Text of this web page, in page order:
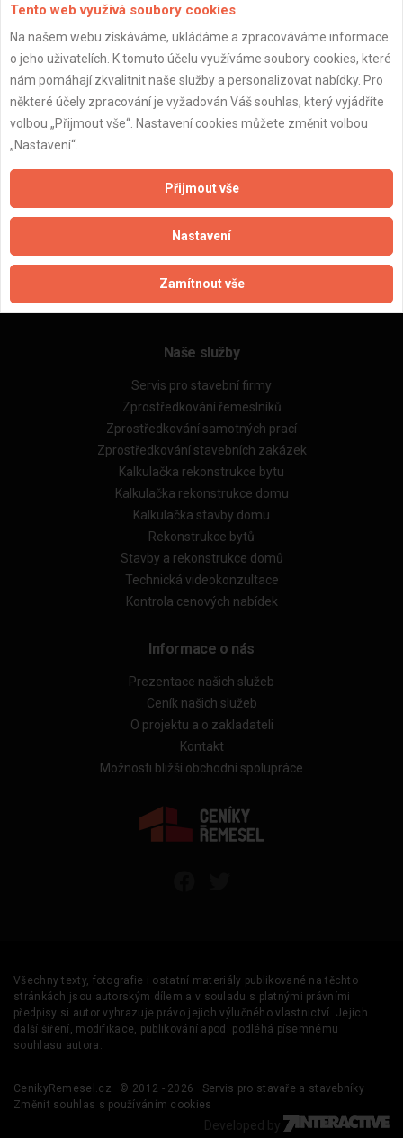
Aktualizováno z portálu ARES dne 03.12.2024 03:30:07
Zpracování a ochrana osobních údajů
Zásady pro používání souborů cookie
Obchodní podmínky (zprostředkování)
Obchodní podmínky (rozpočtování)
Reference
Naše excelové tabulky online
Naše služby
Servis pro stavební firmy
Zprostředkování řemeslníků
Zprostředkování samotných prací
Zprostředkování stavebních zakázek
Kalkulačka rekonstrukce bytu
Kalkulačka rekonstrukce domu
Kalkulačka stavby domu
Rekonstrukce bytů
Stavby a rekonstrukce domů
Technická videokonzultace
Kontrola cenových nabídek
Informace o nás
Prezentace našich služeb
Ceník našich služeb
O projektu a o zakladateli
Kontakt
Možnosti bližší obchodní spolupráce
Všechny texty, fotografie i ostatní materiály publikované na těchto
stránkách jsou autorským dílem a v souladu s platnými právními
předpisy si autor vyhrazuje právo jejich výlučného vlastnictví. Jejich
další šíření, modifikace, publikování apod. podléhá písemnému
souhlasu autora.
CenikyRemesel.cz © 2012 - 2026
Servis pro stavaře a stavebníky
Změnit souhlas s používáním cookies
Developed by
Tento web využívá soubory cookies
Na našem webu získáváme, ukládáme a zpracováváme informace
o jeho uživatelích. K tomuto účelu využíváme soubory cookies, které
nám pomáhají zkvalitnit naše služby a personalizovat nabídky. Pro
některé účely zpracování je vyžadován Váš souhlas, který vyjádříte
volbou „Přijmout vše“. Nastavení cookies můžete změnit volbou
„Nastavení“.
Přijmout vše
Nastavení
Zamítnout vše